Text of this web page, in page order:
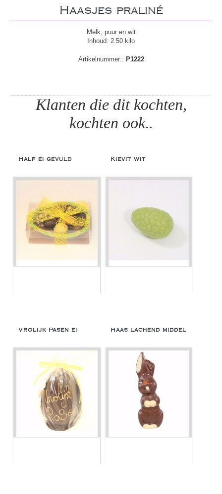
Haasjes praliné
Melk, puur en wit
Inhoud: 2.50 kilo
Artikelnummer:: P1222
Klanten die dit kochten,
kochten ook..
Half ei gevuld Kievit wit
Vrolijk Pasen ei Haas lachend middel